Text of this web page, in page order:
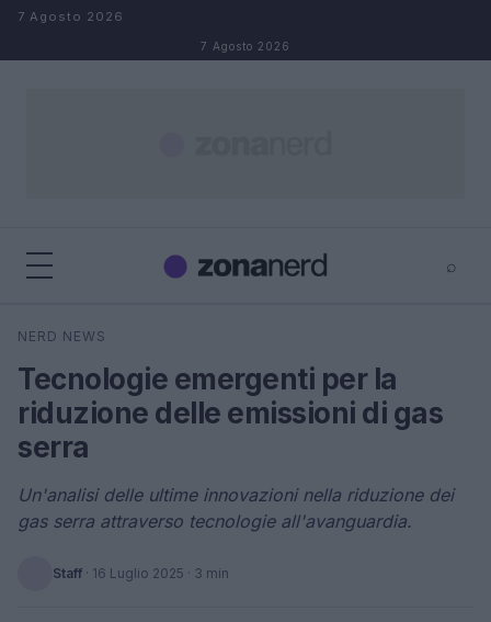
Salta al contenuto
7 Agosto 2026
7 Agosto 2026
⌕
Cerca
NERD NEWS
Tecnologie emergenti per la
riduzione delle emissioni di gas
serra
Un'analisi delle ultime innovazioni nella riduzione dei
gas serra attraverso tecnologie all'avanguardia.
Staff · 16 Luglio 2025 · 3 min